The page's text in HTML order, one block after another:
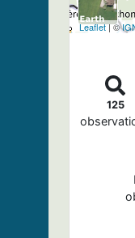
Leaflet| ©
125